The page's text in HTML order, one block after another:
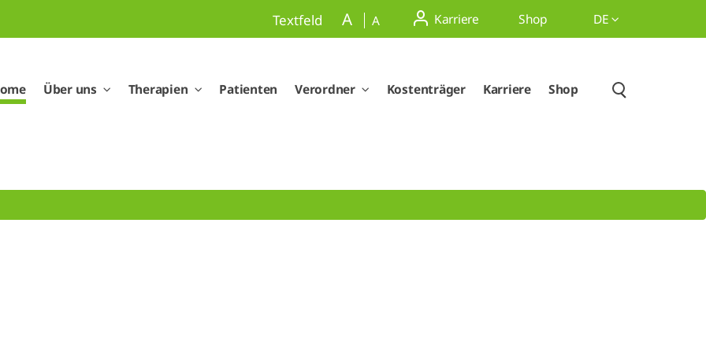
Textfeld A A Karriere Shop DE
Über uns Therapien Patienten Verordner Kostenträger Karriere Shop